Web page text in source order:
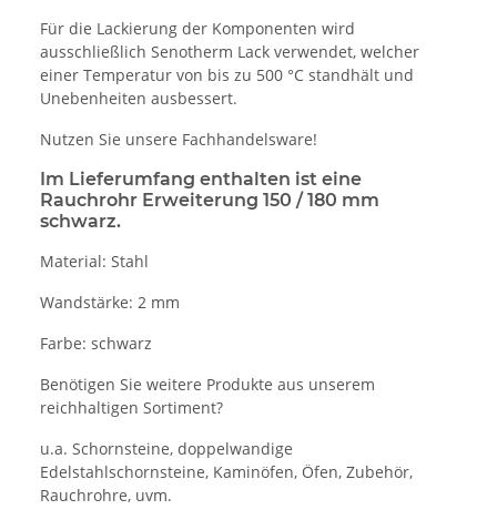
Für die Lackierung der Komponenten wird
ausschließlich Senotherm Lack verwendet, welcher
einer Temperatur von bis zu 500 °C standhält und
Unebenheiten ausbessert.
Nutzen Sie unsere Fachhandelsware!
Im Lieferumfang enthalten ist eine
Rauchrohr Erweiterung 150 / 180 mm
schwarz.
Material: Stahl
Wandstärke: 2 mm
Farbe: schwarz
Benötigen Sie weitere Produkte aus unserem
reichhaltigen Sortiment?
u.a. Schornsteine, doppelwandige
Edelstahlschornsteine, Kaminöfen, Öfen, Zubehör,
Rauchrohre, uvm.